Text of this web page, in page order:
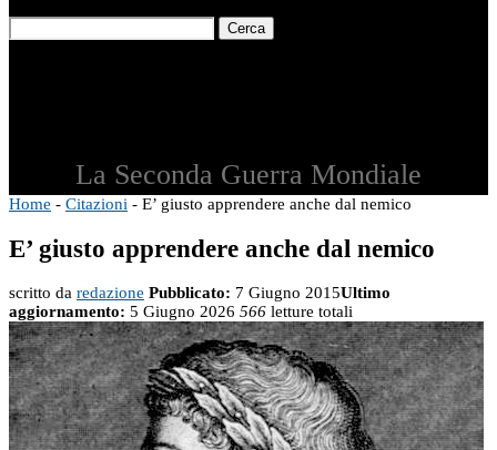
Cerca
La Seconda Guerra Mondiale
Home - Citazioni - E’ giusto apprendere anche dal nemico
E’ giusto apprendere anche dal nemico
scritto da redazione Pubblicato: 7 Giugno 2015Ultimo
aggiornamento: 5 Giugno 2026 566 letture totali